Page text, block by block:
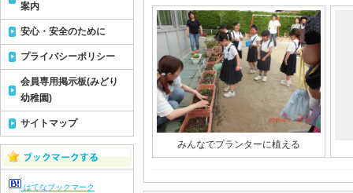
みんなでプランターに植える
案内
安心・安全のために
プライバシーポリシー
会員専用掲示板(みどり
幼稚園)
サイトマップ
はてなブックマーク